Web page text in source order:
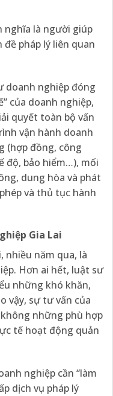
nghĩa là người giúp
pháp lý liên quan
doanh nghiệp đóng
của doanh nghiệp,
quyết toàn bộ vấn
vận hành doanh
(hợp đồng, công
độ, bảo hiểm…), mối
dung hòa và phát
và thủ tục hành
Gia Lai
nhiều năm qua, là
Hơn ai hết, luật sư
những khó khăn,
vậy, sự tư vấn của
những phù hợp
tế hoạt động quản
nghiệp cần “làm
dịch vụ pháp lý